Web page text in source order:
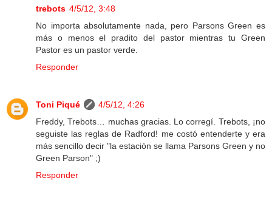
trebots 4/5/12, 3:48
No importa absolutamente nada, pero Parsons Green es
más o menos el pradito del pastor mientras tu Green
Pastor es un pastor verde.
Responder
Toni Piqué
4/5/12, 4:26
Freddy, Trebots… muchas gracias. Lo corregí. Trebots, ¡no
seguiste las reglas de Radford! me costó entenderte y era
más sencillo decir "la estación se llama Parsons Green y no
Green Parson" ;)
Responder